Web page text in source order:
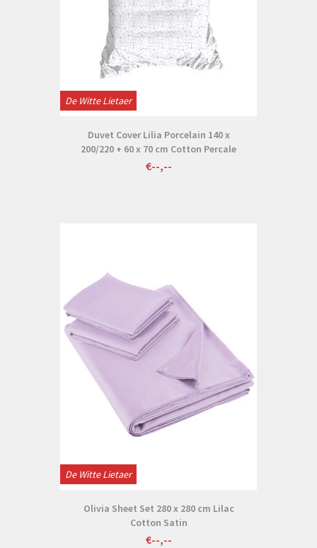
De Witte Lietaer
Duvet Cover Lilia Porcelain 140 x
200/220 + 60 x 70 cm Cotton Percale
€--,--
De Witte Lietaer
Olivia Sheet Set 280 x 280 cm Lilac
Cotton Satin
€--,--